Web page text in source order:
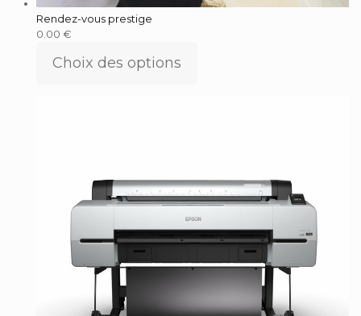
Rendez-vous prestige
0.00 €
Choix des options